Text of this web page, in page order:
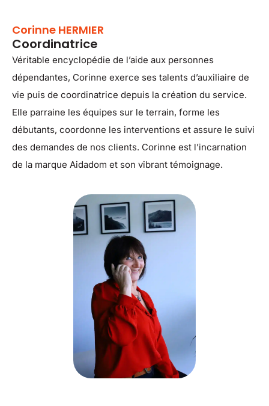
Corinne HERMIER
Coordinatrice
Véritable encyclopédie de l’aide aux personnes
dépendantes, Corinne exerce ses talents d’auxiliaire de
vie puis de coordinatrice depuis la création du service.
Elle parraine les équipes sur le terrain, forme les
débutants, coordonne les interventions et assure le suivi
des demandes de nos clients. Corinne est l’incarnation
de la marque Aidadom et son vibrant témoignage.